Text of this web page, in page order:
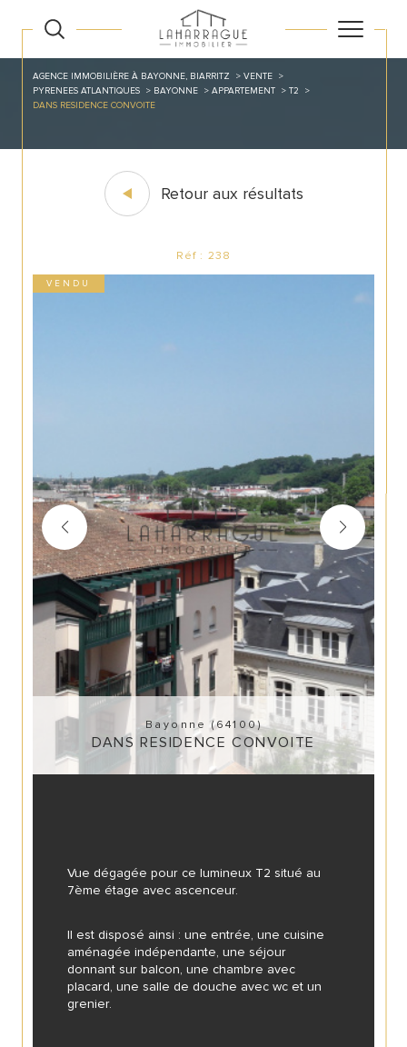
AGENCE IMMOBILIÈRE À BAYONNE, BIARRITZ
VENTE
PYRENEES ATLANTIQUES
BAYONNE APPARTEMENT
T2
DANS RESIDENCE CONVOITE
Retour aux résultats
Réf : 238
VENDU
Bayonne (64100)
DANS RESIDENCE CONVOITE
Vue dégagée pour ce lumineux T2 situé au
7ème étage avec ascenceur.
Il est disposé ainsi : une entrée, une cuisine
aménagée indépendante, une séjour
donnant sur balcon, une chambre avec
placard, une salle de douche avec wc et un
grenier.